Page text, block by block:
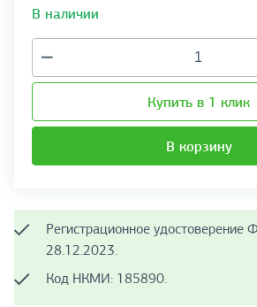
В наличии
Купить в 1 клик
В корзину
Регистрационное
28.12.2023.
Код НКМИ: 185890.